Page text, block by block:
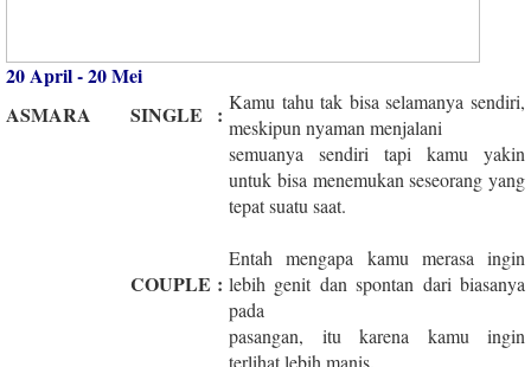
20 April - 20 Mei
ASMARA
SINGLE : Kamu tahu tak bisa selamanya sendiri,
meskipun nyaman menjalani
semuanya sendiri tapi kamu yakin
untuk bisa menemukan seseorang yang
tepat suatu saat.
COUPLE :
Entah mengapa kamu merasa ingin
lebih genit dan spontan dari biasanya
pada
pasangan, itu karena kamu ingin
terlihat lebih manis.